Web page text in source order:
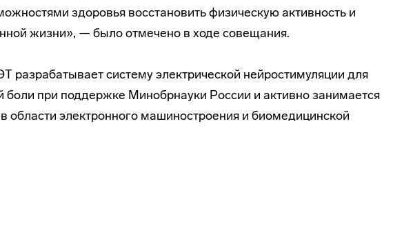
здоровья восстановить физическую активность и
жизни», — было отмечено в ходе совещания.
систему электрической нейростимуляции для
боли при поддержке Минобрнауки России и активно занимается
области электронного машиностроения и биомедицинской